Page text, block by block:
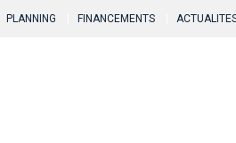
PLANNING FINANCEMENTS